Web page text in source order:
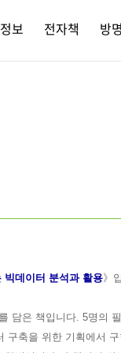
보 전자책 방
빅데이터 분석과 활용》
담은 책입니다. 5명의
구축을 위한 기획에서